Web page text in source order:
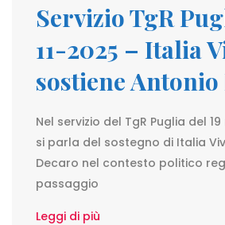
Servizio TgR
11-2025 – Italia
sostiene
Nel servizio del TgR Puglia del
si parla del sostegno di Italia
Decaro nel contesto politico
passaggio
Leggi di più